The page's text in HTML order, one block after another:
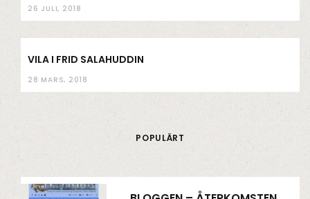
26 JULI, 2018
VILA I FRID SALAHUDDIN
28 MARS, 2018
POPULÄRT